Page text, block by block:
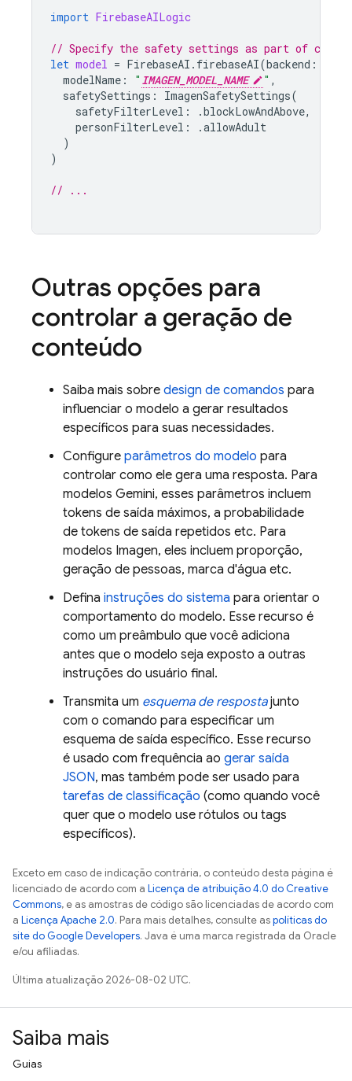
import FirebaseAILogic
// Specify the safety settings as part of
let model = FirebaseAI . firebaseAI(backend :
modelName : " IMAGEN_MODEL_NAME " ,
safetySettings : ImagenSafetySettings(
safetyFilterLevel : .blockLowAndAbove,
personFilterLevel : .allowAdult
)
)
// ...
Outras opções para
controlar a geração de
conteúdo
Saiba mais sobre design de comandos para
influenciar o modelo a gerar resultados
específicos para suas necessidades.
Configure parâmetros do modelo para
controlar como ele gera uma resposta. Para
modelos Gemini, esses parâmetros incluem
tokens de saída máximos, a probabilidade
de tokens de saída repetidos etc. Para
modelos Imagen, eles incluem proporção,
geração de pessoas, marca d'água etc.
Defina instruções do sistema para orientar o
comportamento do modelo. Esse recurso é
como um preâmbulo que você adiciona
antes que o modelo seja exposto a outras
instruções do usuário final.
Transmita um esquema de respostajunto
com o comando para especificar um
esquema de saída específico. Esse recurso
é usado com frequência ao gerar saída
JSON, mas também pode ser usado para
tarefas de classificação (como quando você
quer que o modelo use rótulos ou tags
específicos).
Exceto em caso de indicação contrária, o conteúdo desta página é
licenciado de acordo com a Licença de atribuição 4.0 do Creative
Commons, e as amostras de código são licenciadas de acordo com
a Licença Apache 2.0. Para mais detalhes, consulte aspolíticas do
site do Google Developers. Java é uma marca registrada da Oracle
e/ou afiliadas.
Última atualização 2026-08-02 UTC.
Saiba mais
Guias